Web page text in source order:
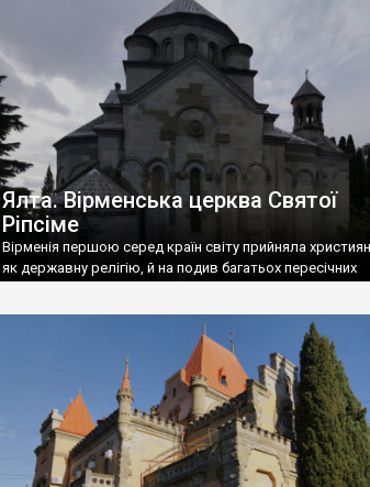
називаються «повстяками» (postaki)…” “Вино. Крим
виробляє відмінне вино і його вдосталь: воно все
легке біле і дуже […]
Ялта. Вірменська церква Святої
Ріпсіме
Вірменія першою серед країн світу прийняла
як державну релігію, й на подив багатьох пересічних